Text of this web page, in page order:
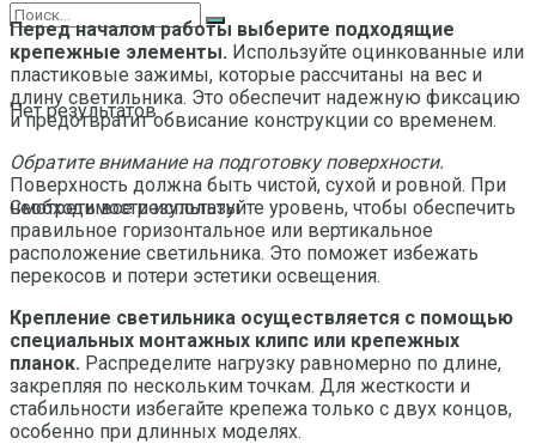
Нет результатов
Смотреть все результаты
Перед началом работы выберите подходящие
крепежные элементы. Используйте оцинкованные или
пластиковые зажимы, которые рассчитаны на вес и
длину светильника. Это обеспечит надежную фиксацию
и предотвратит обвисание конструкции со временем.
Обратите внимание на подготовку поверхности.
Поверхность должна быть чистой, сухой и ровной. При
необходимости используйте уровень, чтобы обеспечить
правильное горизонтальное или вертикальное
расположение светильника. Это поможет избежать
перекосов и потери эстетики освещения.
Крепление светильника осуществляется с помощью
специальных монтажных клипс или крепежных
планок. Распределите нагрузку равномерно по длине,
закрепляя по нескольким точкам. Для жесткости и
стабильности избегайте крепежа только с двух концов,
особенно при длинных моделях.